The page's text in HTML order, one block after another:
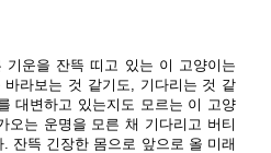
기운을 잔뜩 띠고 있는 이 고양이는
바라보는 것 같기도, 기다리는 것 같
대변하고 있는지도 모르는 이 고양
오는 운명을 모른 채 기다리고 버티
잔뜩 긴장한 몸으로 앞으로 올 미래